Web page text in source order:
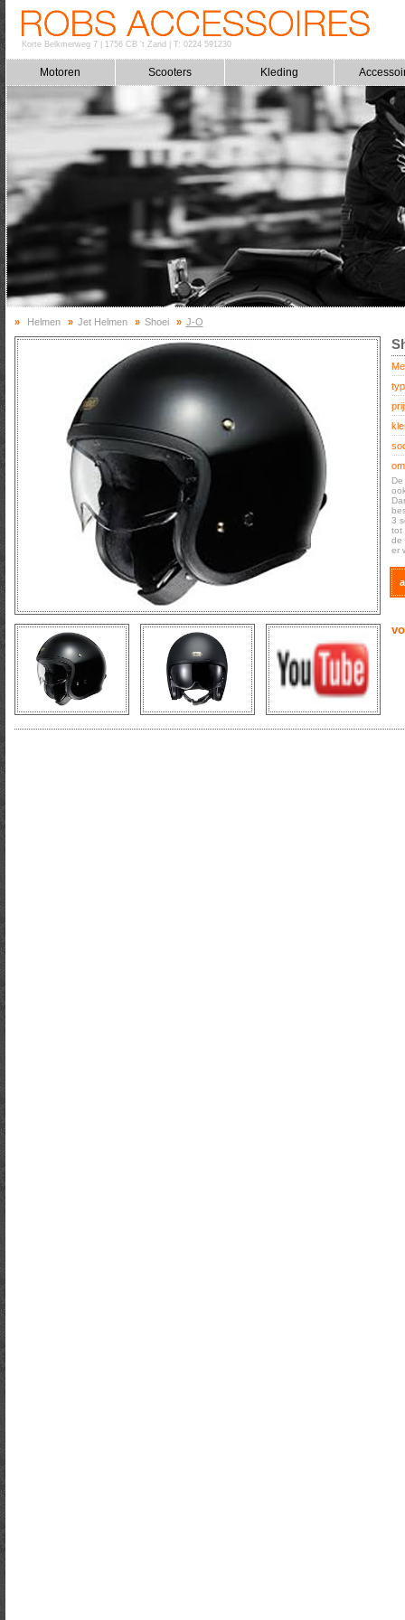
Korte Belkmerweg 7| 1756 CB 't Zand T: 0224 591230
Motoren Scooters Kleding
» Helmen » Jet Helmen » Shoei » J-O
3
tot
de
er